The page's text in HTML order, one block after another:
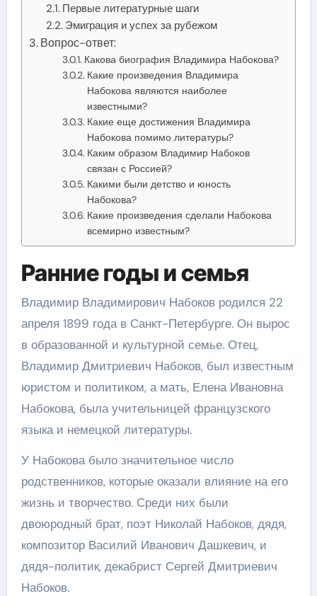
Первые литературные шаги
Эмиграция и успех за рубежом
Вопрос-ответ:
Какова биография Владимира Набокова?
Какие произведения Владимира
Набокова являются наиболее
известными?
Какие еще достижения Владимира
Набокова помимо литературы?
Каким образом Владимир Набоков
связан с Россией?
Какими были детство и юность
Набокова?
Какие произведения сделали Набокова
всемирно известным?
Ранние годы и семья
Владимир Владимирович Набоков родился 22
апреля 1899 года в Санкт-Петербурге. Он вырос
в образованной и культурной семье. Отец,
Владимир Дмитриевич Набоков, был известным
юристом и политиком, а мать, Елена Ивановна
Набокова, была учительницей французского
языка и немецкой литературы.
У Набокова было значительное число
родственников, которые оказали влияние на его
жизнь и творчество. Среди них были
двоюродный брат, поэт Николай Набоков, дядя,
композитор Василий Иванович Дашкевич, и
дядя-политик, декабрист Сергей Дмитриевич
Набоков.